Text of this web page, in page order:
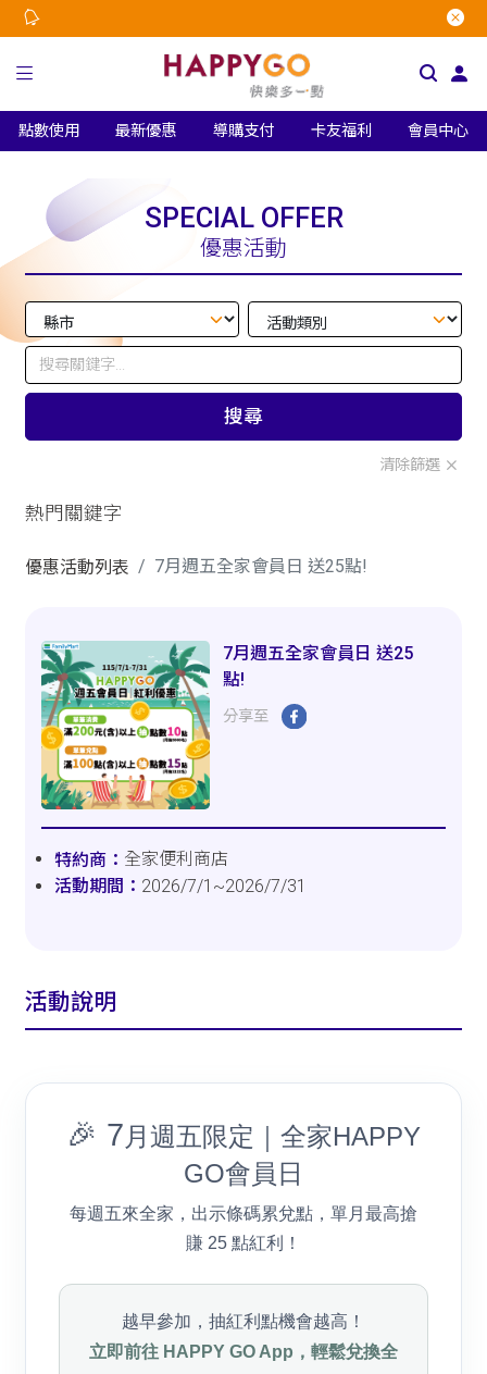
點數使用 最新優惠 導購支付 卡友福利 會員中心
SPECIAL OFFER
優惠活動
搜尋
清除篩選
熱門關鍵字
優惠活動列表 7月週五全家會員日 送25點!
7月週五全家會員日 送25
點!
分享至
全家便利商店
2026/7/1~2026/7/31
活動說明
🎉 7月週五限定｜全家HAPPY
GO會員日
每週五來全家，出示條碼累兌點，單月最高搶
賺 25 點紅利！
越早參加，抽紅利點機會越高！
立即前往 HAPPY GO App，輕鬆兌換全